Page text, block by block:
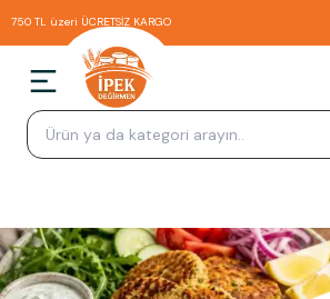
750 TL üzeri ÜCRETSİZ KARGO